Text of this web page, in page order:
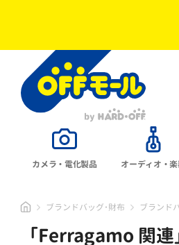
カメラ・電化製品 オーディオ・
ブランドバッグ･財布 ブランド
「Ferragamo 関連